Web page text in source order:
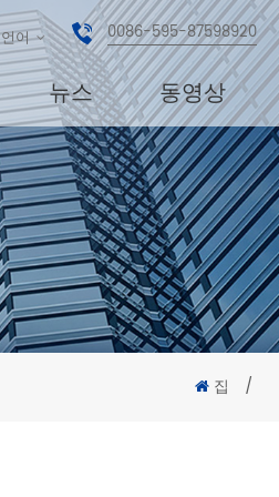
언어 0086-595-87598920
뉴스 동영상
집 /